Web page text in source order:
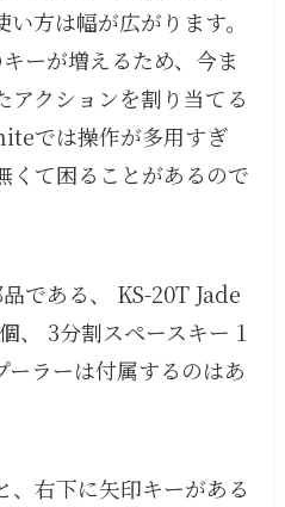
方は幅が広がります。
ーが増えるため、今ま
アクションを割り当てる
では操作が多用すぎ
くて困ることがあるので
である、 KS-20T Jade
、 3分割スペースキー 1
ラーは付属するのはあ
、右下に矢印キーがある